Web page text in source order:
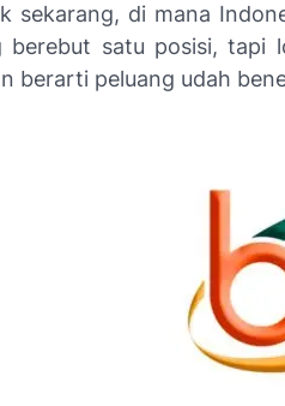
sekarang, di mana
berebut satu posisi, tapi
berarti peluang udah